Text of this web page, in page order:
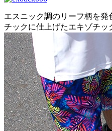
エスニック調のリーフ柄を
チックに仕上げたエキゾチッ